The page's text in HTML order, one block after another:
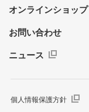
オンラインショップ
お問い合わせ
ニュース
個人情報保護方針